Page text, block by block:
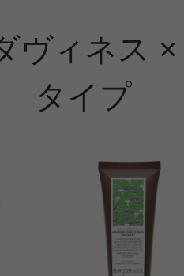
ヴィネス
タイプ